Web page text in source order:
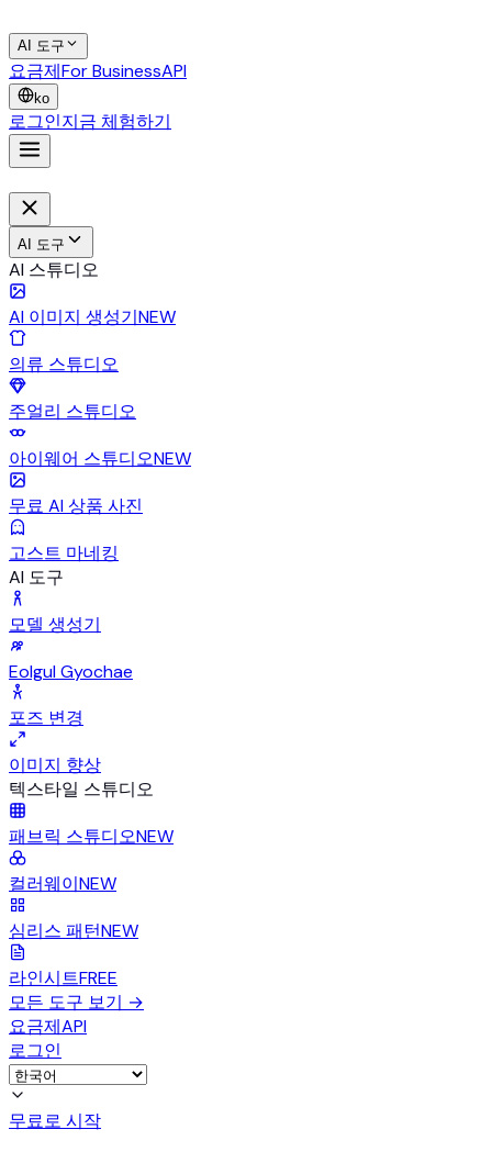
AI 도구
요금제For BusinessAPI
ko
로그인지금 체험하기
AI 도구
AI 스튜디오
AI 이미지 생성기NEW
의류 스튜디오
주얼리 스튜디오
아이웨어 스튜디오NEW
무료 AI 상품 사진
고스트 마네킹
AI 도구
모델 생성기
Eolgul Gyochae
포즈 변경
이미지 향상
텍스타일 스튜디오
패브릭 스튜디오NEW
컬러웨이NEW
심리스 패턴NEW
라인시트FREE
모든 도구 보기 →
요금제API
로그인
무료로 시작